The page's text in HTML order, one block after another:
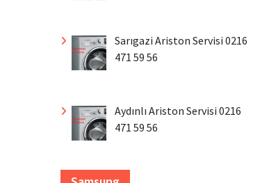
Sarıgazi Ariston Servisi 0216
471 59 56
Aydınlı Ariston Servisi 0216
471 59 56